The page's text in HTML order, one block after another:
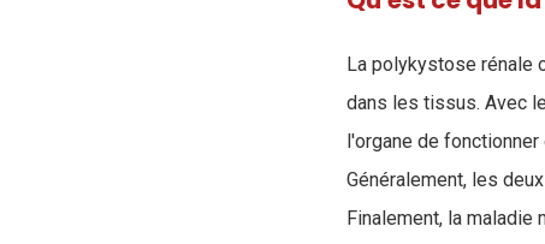
La polykystose rénale
dans les tissus. Avec
l'organe de fonctionner
Généralement, les
Finalement, la maladie